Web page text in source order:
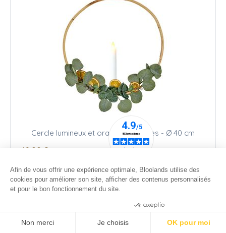
Cercle lumineux et oranges séchées - Ø 40 cm
49 .00 €
Afin de vous offrir une expérience optimale, Bloolands utilise des
cookies pour améliorer son site, afficher des contenus personnalisés
et pour le bon fonctionnement du site.
Non merci Je choisis OK pour moi